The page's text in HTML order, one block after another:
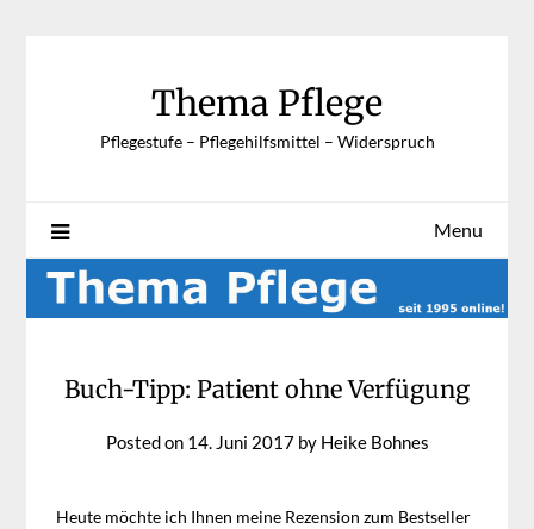
Thema Pflege
Pflegestufe – Pflegehilfsmittel – Widerspruch
Menu
Buch-Tipp: Patient ohne Verfügung
Posted on 14. Juni 2017by Heike Bohnes
Heute möchte ich Ihnen meine Rezension zum Bestseller